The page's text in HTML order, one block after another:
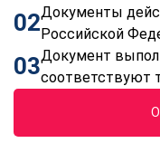
02Документы
Российской
03Документ
соответствуют